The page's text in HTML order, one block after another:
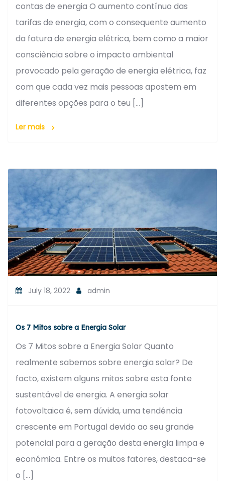
contas de energia O aumento contínuo das
tarifas de energia, com o consequente aumento
da fatura de energia elétrica, bem como a maior
consciência sobre o impacto ambiental
provocado pela geração de energia elétrica, faz
com que cada vez mais pessoas apostem em
diferentes opções para o teu […]
Ler mais
July 18, 2022 admin
Os 7 Mitos sobre a Energia Solar
Os 7 Mitos sobre a Energia Solar Quanto
realmente sabemos sobre energia solar? De
facto, existem alguns mitos sobre esta fonte
sustentável de energia. A energia solar
fotovoltaica é, sem dúvida, uma tendência
crescente em Portugal devido ao seu grande
potencial para a geração desta energia limpa e
económica. Entre os muitos fatores, destaca-se
o […]